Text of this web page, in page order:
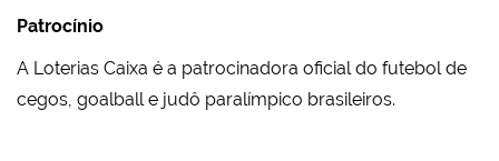
Patrocínio
A Loterias Caixa é a patrocinadora oficial do futebol de
cegos, goalball e judô paralímpico brasileiros.